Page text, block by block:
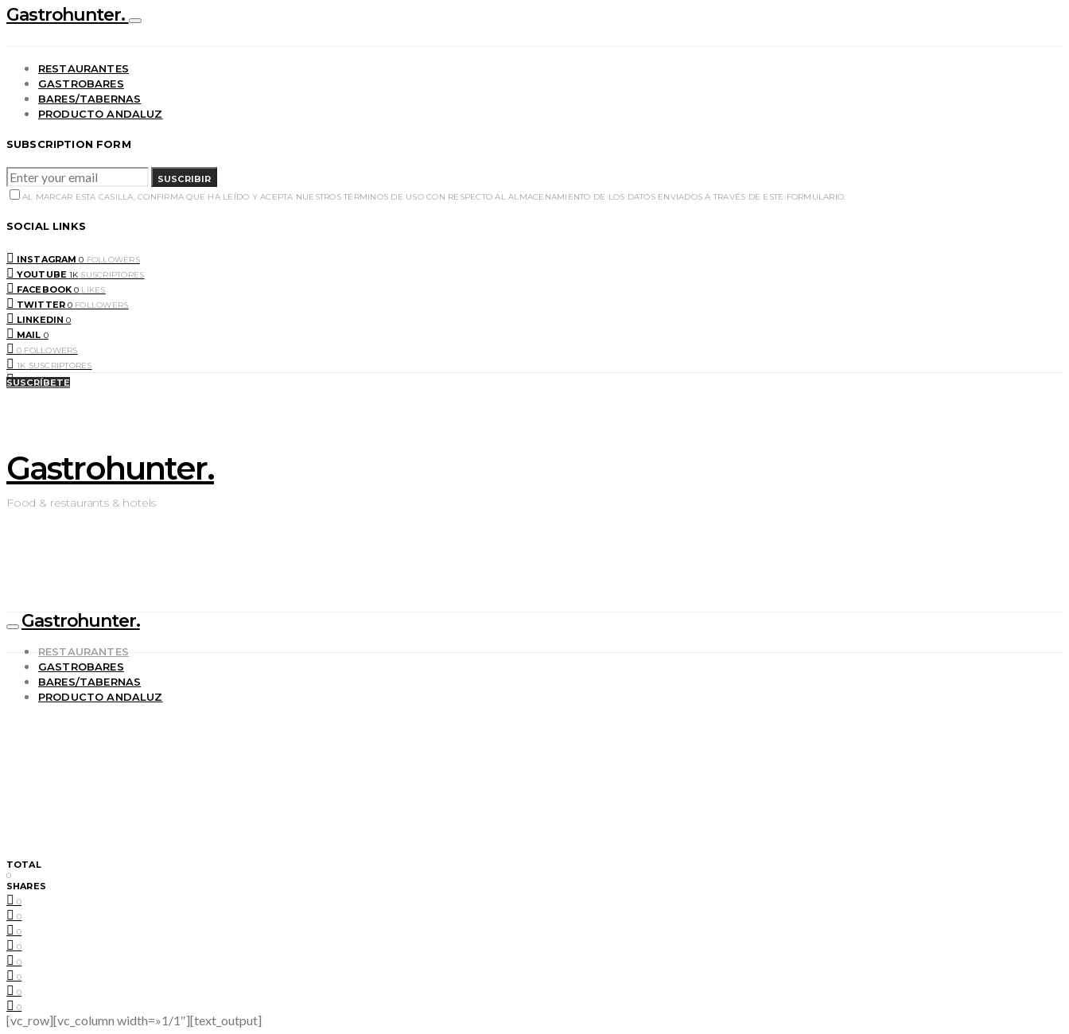
Gastrohunter.
RESTAURANTES
GASTROBARES
BARES/TABERNAS
PRODUCTO ANDALUZ
SUBSCRIPTION FORM
SUSCRIBIR
AL MARCAR ESTA CASILLA, CONFIRMA QUE HA LEÍDO Y ACEPTA NUESTROS TÉRMINOS DE USO CON RESPECTO AL ALMACENAMIENTO DE LOS DATOS ENVIADOS A TRAVÉS DE ESTE FORMULARIO.
SOCIAL LINKS
INSTAGRAM 0 FOLLOWERS
YOUTUBE 1K SUSCRIPTORES
FACEBOOK 0 LIKES
TWITTER 0 FOLLOWERS
LINKEDIN 0
MAIL 0
0 FOLLOWERS
1K SUSCRIPTORES
0 LIKES
SUSCRÍBETE
Gastrohunter.
Food & restaurants & hotels
Gastrohunter.
RESTAURANTES
GASTROBARES
BARES/TABERNAS
PRODUCTO ANDALUZ
TOTAL
0
SHARES
0
0
0
0
0
0
0
0
[vc_row][vc_column width=»1/1″][text_output]